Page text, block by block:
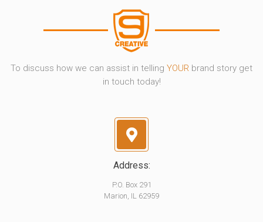
To discuss how we can assist in telling YOUR brand story get
in touch today!
Address:
P.O. Box 291
Marion, IL 62959